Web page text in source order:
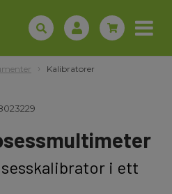
Kalibratorer
i ett